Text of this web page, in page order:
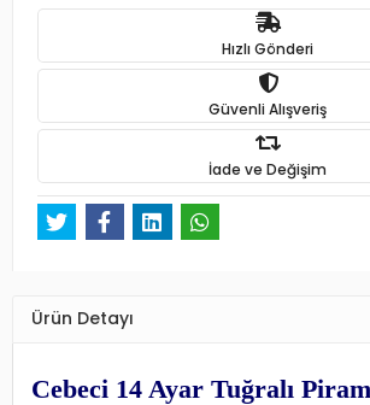
Hızlı Gönderi
Güvenli Alışveriş
İade ve Değişim
Ürün Detayı
Cebeci 14 Ayar Tuğralı